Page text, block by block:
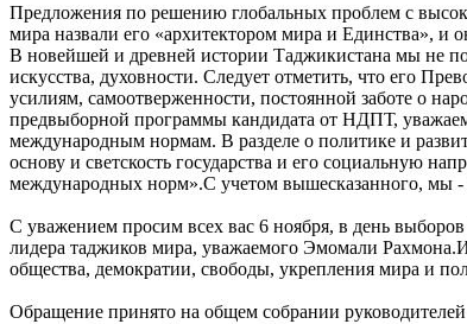
Предложения по решению глобальных проблем с
мира назвали его «архитектором мира и Единства», и
В новейшей и древней истории Таджикистана мы не
искусства, духовности. Следует отметить, что его
усилиям, самоотверженности, постоянной заботе о
предвыборной программы кандидата от НДПТ,
международным нормам. В разделе о политике и
основу и светскость государства и его социальную
международных норм».С учетом вышесказанного, мы -
С уважением просим всех вас 6 ноября, в день
лидера таджиков мира, уважаемого Эмомали
общества, демократии, свободы, укрепления мира и
Обращение принято на общем собрании